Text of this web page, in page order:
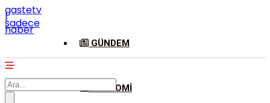
gastetv
|
sadece
haber
GÜNDEM
EKONOMI